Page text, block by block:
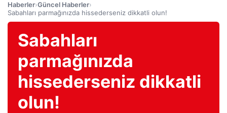
Haberler›Güncel Haberler›
Sabahları parmağınızda hissederseniz dikkatli olun!
Sabahları
parmağınızda
hissederseniz dikkatli
olun!